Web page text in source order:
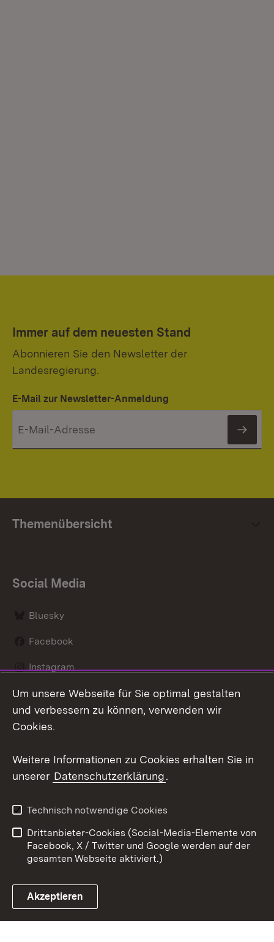
Immer auf dem neuesten Stand
Abonnieren Sie den Newsletter der
Landesregierung.
E-Mail zur Newsletter-Anmeldung
Themenübersicht
Social Media
Bluesky
Facebook
Instagram
LinkedIn
Link zum Landesportal
Datenschutz
Barrierefreiheit
Impressum
Cookies
Um unsere Webseite für Sie optimal gestalten
und verbessern zu können, verwenden wir
Cookies.
Weitere Informationen zu Cookies erhalten Sie in
unserer Datenschutzerklärung.
Technisch notwendige Cookies
Drittanbieter-Cookies (Social-Media-Elemente von
Facebook, X / Twitter und Google werden auf der
gesamten Webseite aktiviert.)
Akzeptieren